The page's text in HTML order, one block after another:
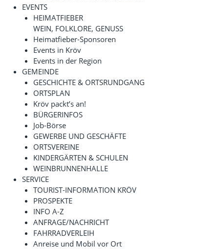
EVENTS
HEIMATFIEBER
WEIN, FOLKLORE, GENUSS
Heimatfieber-Sponsoren
Events in Kröv
Events in der Region
GEMEINDE
GESCHICHTE & ORTSRUNDGANG
ORTSPLAN
Kröv packt’s an!
BÜRGERINFOS
Job-Börse
GEWERBE UND GESCHÄFTE
ORTSVEREINE
KINDERGÄRTEN & SCHULEN
WEINBRUNNENHALLE
SERVICE
TOURIST-INFORMATION KRÖV
PROSPEKTE
INFO A-Z
ANFRAGE/NACHRICHT
FAHRRADVERLEIH
Anreise und Mobil vor Ort